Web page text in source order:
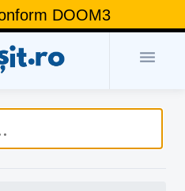
DOOM3
